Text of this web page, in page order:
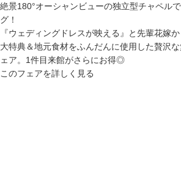
絶景180°オーシャンビューの独立型チャペル
グ！
『ウェディングドレスが映える』と先輩花嫁
大特典＆地元食材をふんだんに使用した贅沢
ェア。1件目来館がさらにお得◎
このフェアを詳しく見る